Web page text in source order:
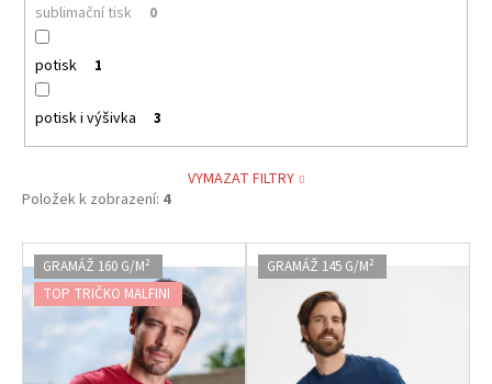
sublimační tisk 0
potisk 1
potisk i výšivka 3
VYMAZAT FILTRY
Položek k zobrazení: 4
V
ý
p
GRAMÁŽ 160 G/M²
TOP TRIČKO MALFINI
GRAMÁŽ 145 G/M²